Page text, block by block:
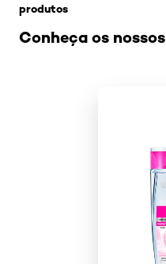
Conheça os nossos
produtos